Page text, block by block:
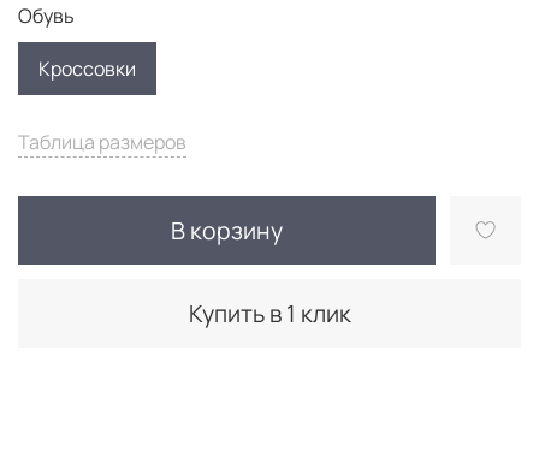
Таблица размеров
В корзину
Купить в 1 клик
Обувь
Кроссовки